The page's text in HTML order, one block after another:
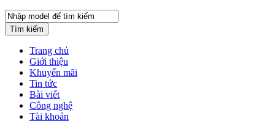
Tìm kiếm
Trang chủ
Giới thiệu
Khuyến mãi
Tin tức
Bài viết
Công nghệ
Tài khoản